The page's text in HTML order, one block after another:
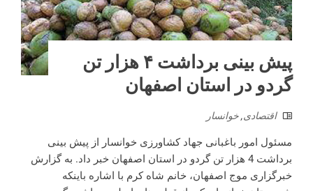
پیش بینی برداشت ۴ هزار تن
گردو در استان اصفهان
اقتصادی,خوانسار
مسئول امور باغبانی جهاد کشاورزی خوانسار از پیش بینی
برداشت 4 هزار تن گردو در استان اصفهان خبر داد. به گزارش
خبرگزاری موج اصفهان، خانم شاه کرم با اشاره باینکه